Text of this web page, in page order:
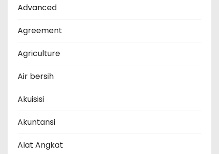
Advanced
Agreement
Agriculture
Air bersih
Akuisisi
Akuntansi
Alat Angkat